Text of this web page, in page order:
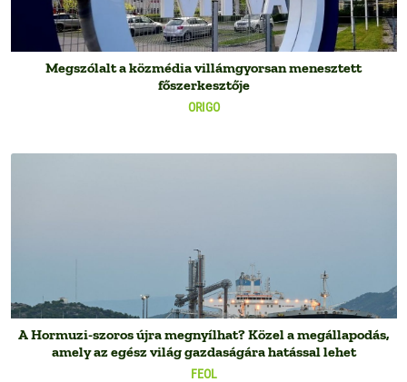
ORIGO
Megszólalt a közmédia villámgyorsan menesztett
főszerkesztője
FEOL
A Hormuzi-szoros újra megnyílhat? Közel a megállapodás,
amely az egész világ gazdaságára hatással lehet